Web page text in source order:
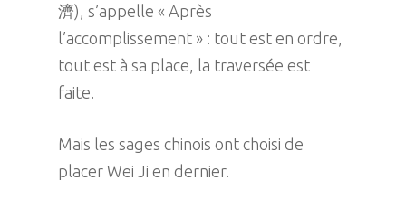
濟), s’appelle « Après
l’accomplissement » : tout est en ordre,
tout est à sa place, la traversée est
faite.
Mais les sages chinois ont choisi de
placer Wei Ji en dernier.